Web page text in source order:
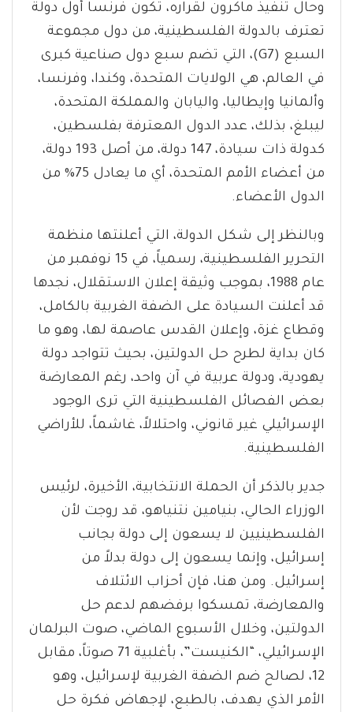
وحال تنفيذ ماكرون لقراره، تكون فرنسا أول دولة
تعترف بالدولة الفلسطينية، من دول مجموعة
السبع (G7)، التي تضم سبع دول صناعية كبرى
في العالم، هي الولايات المتحدة، وكندا، وفرنسا،
وألمانيا وإيطاليا، واليابان والمملكة المتحدة،
ليبلغ، بذلك، عدد الدول المعترفة بفلسطين،
كدولة ذات سيادة، 147 دولة، من أصل 193 دولة،
من أعضاء الأمم المتحدة، أي ما يعادل 75% من
الدول الأعضاء.
وبالنظر إلى شكل الدولة، التي أعلنتها منظمة
التحرير الفلسطينية، رسمياً، في 15 نوفمبر من
عام 1988، بموجب وثيقة إعلان الاستقلال، نجدها
قد أعلنت السيادة على الضفة الغربية بالكامل،
وقطاع غزة، وإعلان القدس عاصمة لها، وهو ما
كان بداية لطرح حل الدولتين، بحيث تتواجد دولة
يهودية، ودولة عربية في آن واحد، رغم المعارضة
بعض الفصائل الفلسطينية التي ترى الوجود
الإسرائيلي غير قانوني، واحتلالاً، غاشماً، للأراضي
الفلسطينية.
جدير بالذكر أن الحملة الانتخابية، الأخيرة، لرئيس
الوزراء الحالي، بنيامين نتنياهو، قد روجت لأن
الفلسطينيين لا يسعون إلى دولة بجانب
إسرائيل، وإنما يسعون إلى دولة بدلاً من
إسرائيل. ومن هنا، فإن أحزاب الائتلاف
والمعارضة، تمسكوا برفضهم لدعم حل
الدولتين، وخلال الأسبوع الماضي، صوت البرلمان
الإسرائيلي، “الكنيست”، بأغلبية 71 صوتاً، مقابل
12، لصالح ضم الضفة الغربية لإسرائيل، وهو
الأمر الذي يهدف، بالطبع، لإجهاض فكرة حل